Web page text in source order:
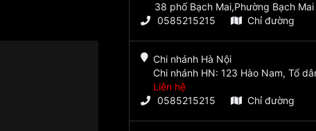
38 phố Bạch Mai,Phường Bạch
0585215215
Chỉ đường
Chi nhánh Hà Nội
Chi nhánh HN: 123 Hào Nam, Tổ
Liên hệ
0585215215
Chỉ đường